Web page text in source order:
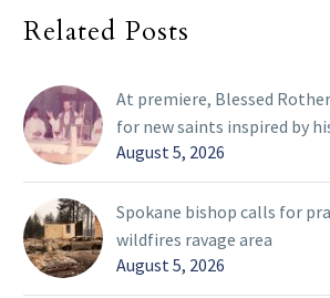
Related Posts
At premiere, Blessed
for new saints inspired by
August 5, 2026
Spokane bishop calls for
wildfires ravage area
August 5, 2026